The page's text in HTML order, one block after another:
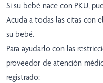
Si su bebé nace con PKU,
Acuda a todas las citas con
su bebé.
Para ayudarlo con las
proveedor de atención
registrado: